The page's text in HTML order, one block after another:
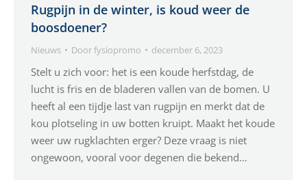
Rugpijn in de winter, is koud weer de
boosdoener?
Nieuws Doorfysiopromo december 6, 2023
Stelt u zich voor: het is een koude herfstdag, de
lucht is fris en de bladeren vallen van de bomen. U
heeft al een tijdje last van rugpijn en merkt dat de
kou plotseling in uw botten kruipt. Maakt het koude
weer uw rugklachten erger? Deze vraag is niet
ongewoon, vooral voor degenen die bekend…